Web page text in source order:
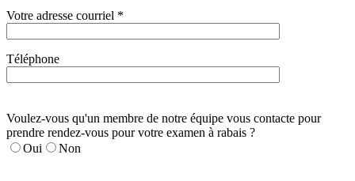
Votre adresse courriel *
Téléphone
Voulez-vous qu'un membre de notre équipe vous contacte pour
prendre rendez-vous pour votre examen à rabais ?
Oui
Non